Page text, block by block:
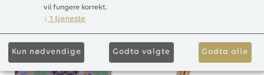
vil fungere korrekt.
↓ 1 tjeneste
Kun nødvendige Godta valgte Godta alle